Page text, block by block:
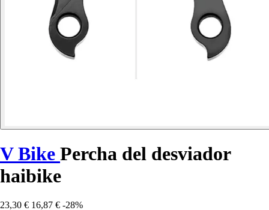
V Bike Percha del desviador
haibike
23,30 € 16,87 € -28%